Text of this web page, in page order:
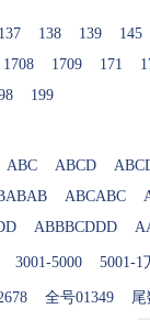
137 138 139 145
1708 1709 171
199
ABC ABCD
ABCABC
ABBBCDDD
3001-5000 5001-1
全号01349 尾